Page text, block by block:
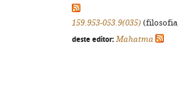
159.953-053.9(035)
deste editor: Mahatma